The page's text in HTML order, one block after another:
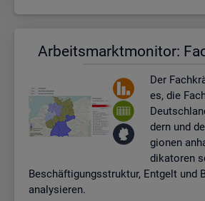
Ar­beits­markt­mo­ni­tor:
Der
es, die
dern und
gio­nen
di­ka­to­ren
Be­schäf­ti­gungs­struk­tur, Ent­gelt und
ana­ly­sie­ren.